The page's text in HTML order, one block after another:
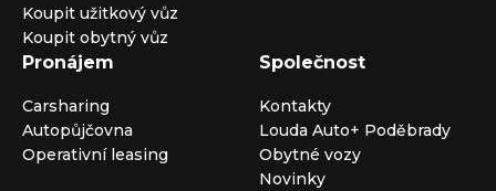
Koupit užitkový vůz
Koupit obytný vůz
Pronájem
Carsharing
Autopůjčovna
Operativní leasing
Společnost
Kontakty
Louda Auto+ Poděbrady
Obytné vozy
Novinky